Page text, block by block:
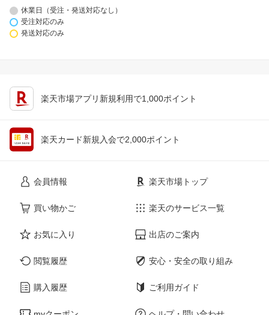
休業日（受注・発送対応なし）
受注対応のみ
発送対応のみ
楽天市場アプリ新規利用で1,000ポイント
楽天カード新規入会で2,000ポイント
会員情報
買い物かご
お気に入り
閲覧履歴
購入履歴
楽天市場トップ
楽天のサービス一覧
出店のご案内
安心・安全の取り組み
ご利用ガイド